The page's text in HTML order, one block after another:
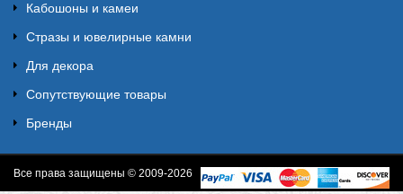
Кабошоны и камеи
Стразы и ювелирные камни
Для декора
Сопутствующие товары
Бренды
Все права защищены © 2009-2026